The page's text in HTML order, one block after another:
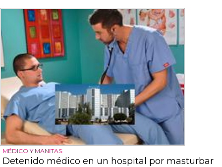
MÉDICO Y MANITAS
Detenido médico en un hospital por masturbar